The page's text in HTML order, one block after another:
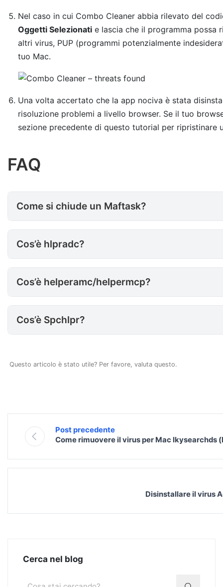
Nel caso in cui Combo Cleaner abbia rilevato del
Oggetti Selezionati e lascia che il programma possa
altri virus, PUP (programmi potenzialmente
tuo Mac.
Una volta accertato che la app nociva è stata
risoluzione problemi a livello browser. Se il tuo
sezione precedente di questo tutorial per ripristinare
FAQ
Come si chiude un Maftask?
Cos’è hlpradc?
Cos’è hlpradc?
Cos’è helperamc/helpermcp?
Cos’è helperamc/helpermcp?
Cos’è Spchlpr?
Cos’è Spchlpr?
Questo articolo è stato utile? Per favore, valuta questo.
Post precedente
Come rimuovere il virus per Mac lkysearchds
Disinstallare il virus
Cerca nel blog